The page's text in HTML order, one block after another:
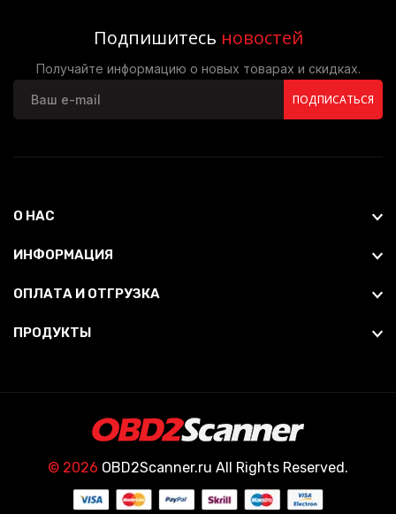
Подпишитесь новостей
Получайте информацию о новых товарах и скидках.
ПОДПИСАТЬСЯ
О НАС
ИНФОРМАЦИЯ
ОПЛАТА И ОТГРУЗКА
ПРОДУКТЫ
© 2026 OBD2Scanner.ru All Rights Reserved.